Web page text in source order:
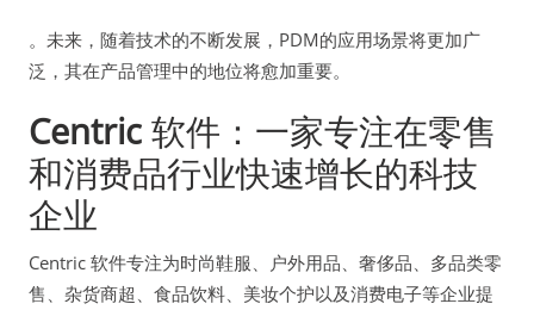
。未来，随着技术的不断发展，PDM的应用场景将更加广
泛，其在产品管理中的地位将愈加重要。
Centric 软件：一家专注在零售
和消费品行业快速增长的科技
企业
Centric 软件专注为时尚鞋服、户外用品、奢侈品、多品类零
售、杂货商超、食品饮料、美妆个护以及消费电子等企业提